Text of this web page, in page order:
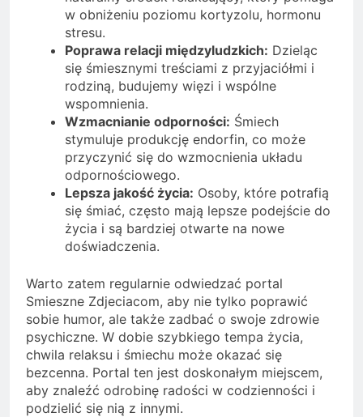
w obniżeniu poziomu kortyzolu, hormonu
stresu.
Poprawa relacji międzyludzkich: Dzieląc
się śmiesznymi treściami z przyjaciółmi i
rodziną, budujemy więzi i wspólne
wspomnienia.
Wzmacnianie odporności: Śmiech
stymuluje produkcję endorfin, co może
przyczynić się do wzmocnienia układu
odpornościowego.
Lepsza jakość życia: Osoby, które potrafią
się śmiać, często mają lepsze podejście do
życia i są bardziej otwarte na nowe
doświadczenia.
Warto zatem regularnie odwiedzać portal
Smieszne Zdjeciacom, aby nie tylko poprawić
sobie humor, ale także zadbać o swoje zdrowie
psychiczne. W dobie szybkiego tempa życia,
chwila relaksu i śmiechu może okazać się
bezcenna. Portal ten jest doskonałym miejscem,
aby znaleźć odrobinę radości w codzienności i
podzielić się nią z innymi.